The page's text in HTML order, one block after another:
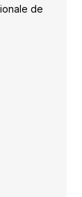
de